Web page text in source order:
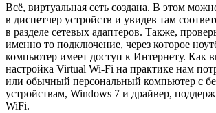
Всё, виртуальная сеть создана. В этом
в диспетчер устройств и увидев там
в разделе сетевых адаптеров. Также,
именно то подключение, через которое
компьютер имеет доступ к Интернету. Как
настройка Virtual Wi-Fi на практике нам
или обычный персональный компьютер с
устройствам, Windows 7 и драйвер,
WiFi.